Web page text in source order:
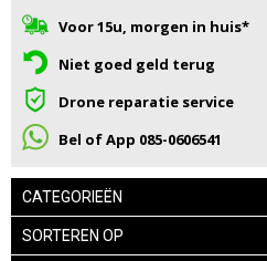
Voor 15u, morgen in huis*
Niet goed geld terug
Drone reparatie service
Bel of App 085-0606541
CATEGORIEËN
SORTEREN OP